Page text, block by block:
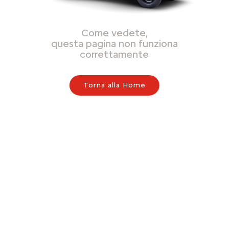
Come vedete,
questa pagina non funziona
correttamente
Torna alla Home